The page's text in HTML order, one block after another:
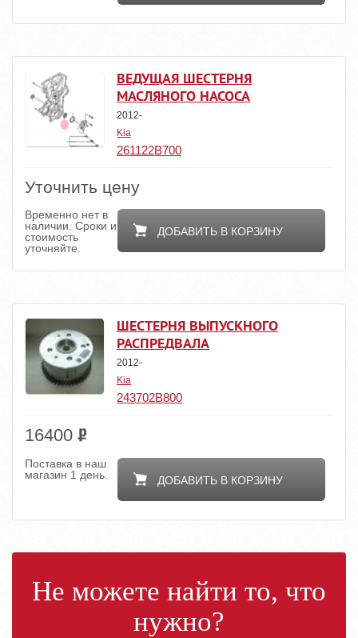
ВЕДУЩАЯ ШЕСТЕРНЯ
МАСЛЯНОГО НАСОСА
2012-
Kia
261122B700
Уточнить цену
ДОБАВИТЬ В КОРЗИНУ
Временно нет в
наличии. Сроки и
стоимость
уточняйте.
ШЕСТЕРНЯ ВЫПУСКНОГО
РАСПРЕДВАЛА
2012-
Kia
243702B800
16400
ДОБАВИТЬ В КОРЗИНУ
Поставка в наш
магазин 1 день.
Не можете найти то, что
нужно?